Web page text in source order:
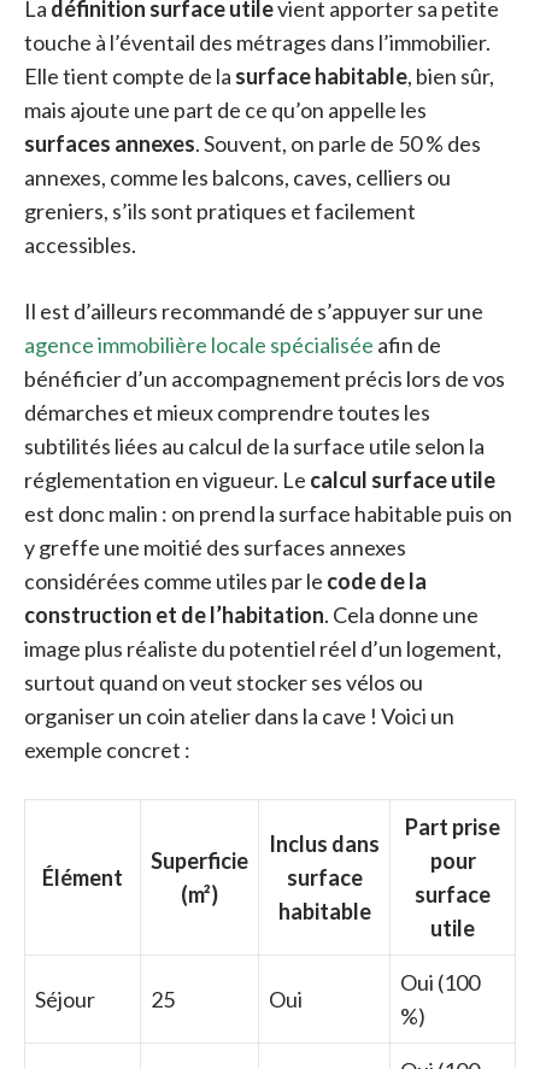
La définition surface utilevient apporter sa petite
touche à l’éventail des métrages dans l’immobilier.
Elle tient compte de la surface habitable, bien sûr,
mais ajoute une part de ce qu’on appelle les
surfaces annexes. Souvent, on parle de 50 % des
annexes, comme les balcons, caves, celliers ou
greniers, s’ils sont pratiques et facilement
accessibles.
Il est d’ailleurs recommandé de s’appuyer sur une
agence immobilière locale spécialisée afin de
bénéficier d’un accompagnement précis lors de vos
démarches et mieux comprendre toutes les
subtilités liées au calcul de la surface utile selon la
réglementation en vigueur. Le calcul surface utile
est donc malin : on prend la surface habitable puis on
y greffe une moitié des surfaces annexes
considérées comme utiles par le code de la
construction et de l’habitation. Cela donne une
image plus réaliste du potentiel réel d’un logement,
surtout quand on veut stocker ses vélos ou
organiser un coin atelier dans la cave ! Voici un
exemple concret :
Élément
Superficie
(m²)
Inclus dans
surface
habitable
Part prise
pour
surface
utile
Séjour 25 Oui
Oui (100
%)